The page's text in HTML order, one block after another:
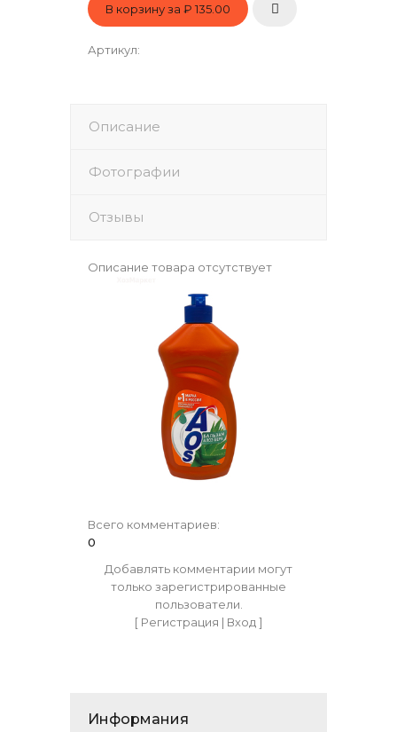
В корзину за ₽ 135.00
Артикул:
Описание
Фотографии
Отзывы
Описание товара отсутствует
Всего комментариев:
0
Добавлять комментарии могут
только зарегистрированные
пользователи.
[ Регистрация | Вход]
Информания